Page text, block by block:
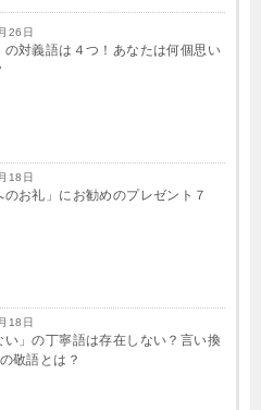
26日
の対義語は４つ！あなたは何個思い
18日
のお礼」にお勧めのプレゼント７
18日
い」の丁寧語は存在しない？言い換
敬語とは？